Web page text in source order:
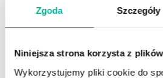
Zgoda Szczegóły
Niniejsza strona korzysta z
Wykorzystujemy pliki cookie do